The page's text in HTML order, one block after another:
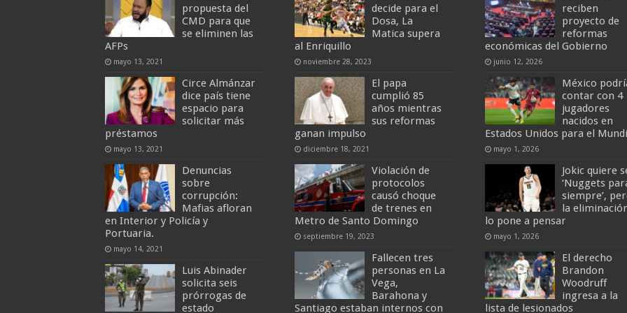
propuesta del
CMD para que
se eliminen las
AFPs
mayo 13, 2021
Circe Almánzar
dice país tiene
espacio para
solicitar más
préstamos
mayo 13, 2021
Denuncias
sobre
corrupción:
Mafias afloran
en Interior y Policía y
Portuaria.
mayo 14, 2021
Luis Abinader
solicita seis
prórrogas de
estado
decide para el
Dosa, La
Matica supera
al Enriquillo
noviembre 28, 2023
El papa
cumplió 85
años mientras
sus reformas
ganan impulso
diciembre 18, 2021
Violación de
protocolos
causó choque
de trenes en
Metro de Santo Domingo
septiembre 19, 2023
Fallecen tres
personas en La
Vega,
Barahona y
Santiago estaban internos con
reciben
proyecto de
reformas
económicas del Gobierno
junio 12, 2026
México
contar con 4
jugadores
nacidos en
Estados Unidos para el
mayo 1, 2026
Jokic quiere
‘Nuggets
siempre’,
la
lo pone a pensar
mayo 1, 2026
El derecho
Brandon
Woodruff
ingresa a la
lista de lesionados